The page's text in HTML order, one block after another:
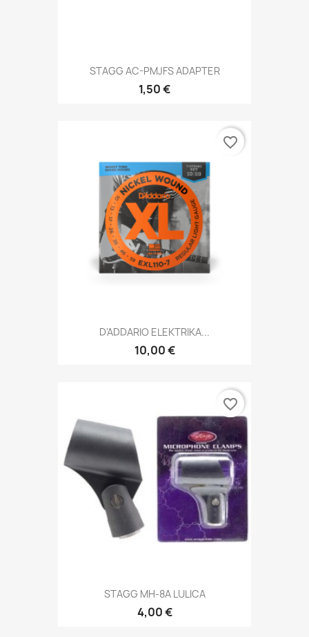
STAGG AC-PMJFS ADAPTER
1,50 €
D'ADDARIO ELEKTRIKA...
10,00 €
favorite_border
STAGG MH-8A LULICA
4,00 €
favorite_border